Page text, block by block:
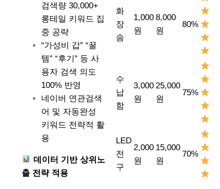
검색량 30,000+
롱테일 키워드 집
중 공략
“가성비 갑” “꿀
템” “후기” 등 사
용자 검색 의도
100% 반영
네이버 연관검색
어 및 자동완성
키워드 전략적 활
용
데이터 기반 상위노
출 전략 적용
화
장
솜
1,000
원
8,000
원
80%
수
납
함
3,000
원
25,000
원
75%
LED
전
구
2,000
원
15,000
원
70%